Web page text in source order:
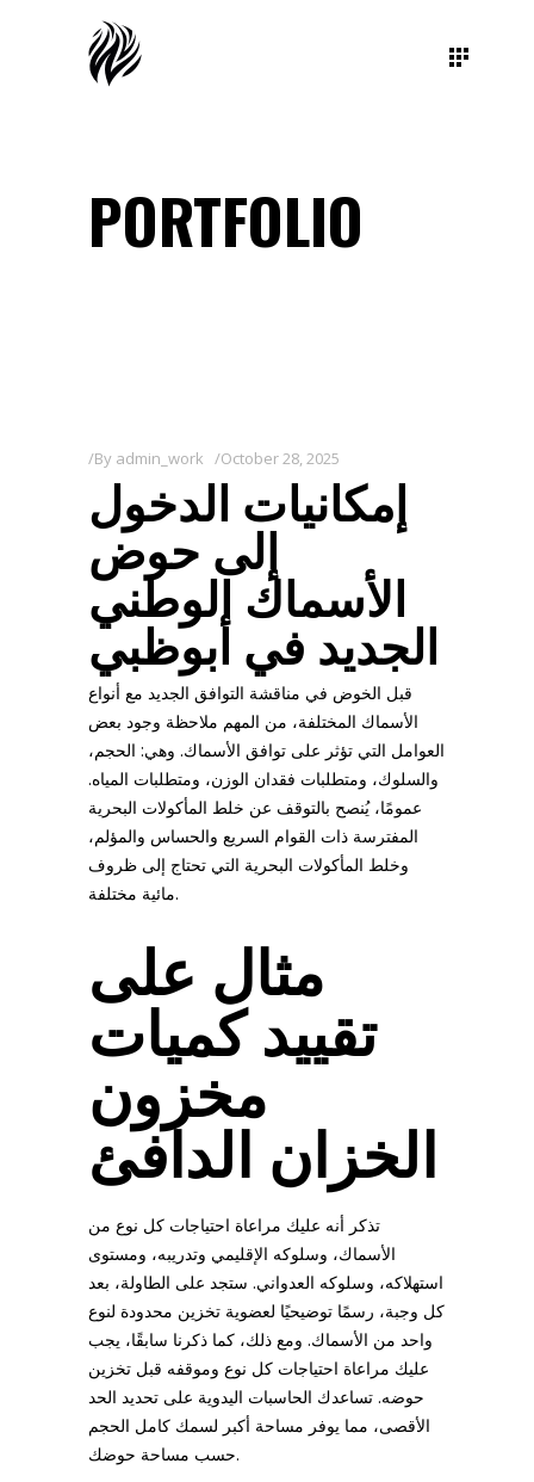
PORTFOLIO
By admin_work October 28, 2025
إمكانيات الدخول
إلى حوض
الأسماك الوطني
الجديد في أبوظبي
قبل الخوض في مناقشة التوافق الجديد مع أنواع
الأسماك المختلفة، من المهم ملاحظة وجود بعض
العوامل التي تؤثر على توافق الأسماك. وهي: الحجم،
والسلوك، ومتطلبات فقدان الوزن، ومتطلبات المياه.
عمومًا، يُنصح بالتوقف عن خلط المأكولات البحرية
المفترسة ذات القوام السريع والحساس والمؤلم،
وخلط المأكولات البحرية التي تحتاج إلى ظروف
مائية مختلفة.
مثال على
تقييد كميات
مخزون
الخزان الدافئ
تذكر أنه عليك مراعاة احتياجات كل نوع من
الأسماك، وسلوكه الإقليمي وتدريبه، ومستوى
استهلاكه، وسلوكه العدواني. ستجد على الطاولة، بعد
كل وجبة، رسمًا توضيحيًا لعضوية تخزين محدودة لنوع
واحد من الأسماك. ومع ذلك، كما ذكرنا سابقًا، يجب
عليك مراعاة احتياجات كل نوع وموقفه قبل تخزين
حوضه. تساعدك الحاسبات اليدوية على تحديد الحد
الأقصى، مما يوفر مساحة أكبر لسمك كامل الحجم
حسب مساحة حوضك.